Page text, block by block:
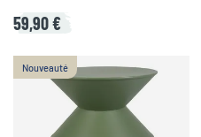
59,90 €
Nouveauté